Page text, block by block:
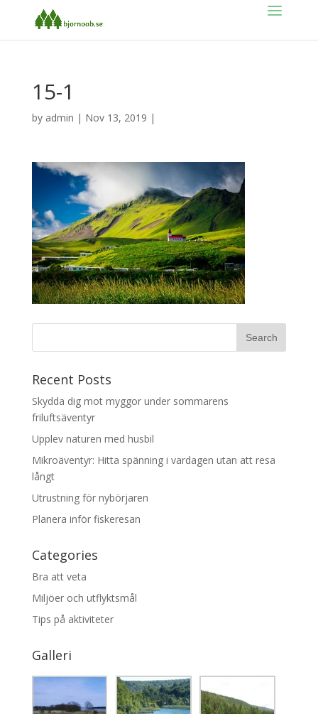
15-1
by admin | Nov 13, 2019 |
Recent Posts
Skydda dig mot myggor under sommarens
friluftsäventyr
Upplev naturen med husbil
Mikroäventyr: Hitta spänning i vardagen utan att resa
långt
Utrustning för nybörjaren
Planera inför fiskeresan
Categories
Bra att veta
Miljöer och utflyktsmål
Tips på aktiviteter
Galleri